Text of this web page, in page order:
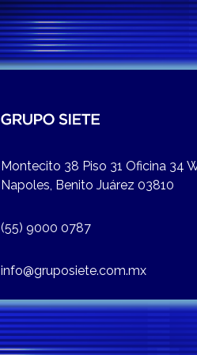
Montecito 38 Piso 31 Oficina 34
Napoles, Benito Juárez 03810
(55) 9000 0787
info@gruposiete.com.mx